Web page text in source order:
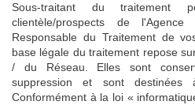
Sous-traitant du
clientèle/prospects de
Responsable du Traitement de
base légale du traitement repose
/ du Réseau. Elles sont
suppression et sont
Conformément à la loi «